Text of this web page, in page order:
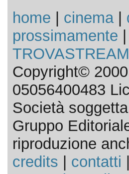
home cinema|
prossimamente
Copyright©
05056400483
Società
Gruppo
riproduzione
credits
contatti